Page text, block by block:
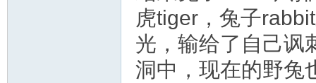
虎tiger，兔子
光，输给了自己讽
洞中，现在的野兔